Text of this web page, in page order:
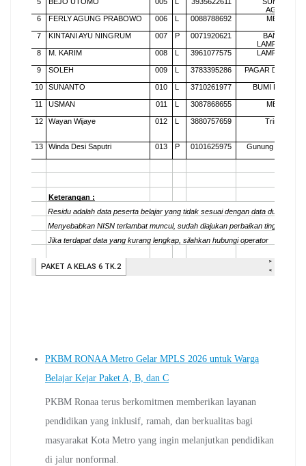
PKBM RONAA Metro Gelar MPLS 2026 untuk Warga
Belajar Kejar Paket A, B, dan C
PKBM Ronaa terus berkomitmen memberikan layanan
pendidikan yang inklusif, ramah, dan berkualitas bagi
masyarakat Kota Metro yang ingin melanjutkan pendidikan
di jalur nonformal.